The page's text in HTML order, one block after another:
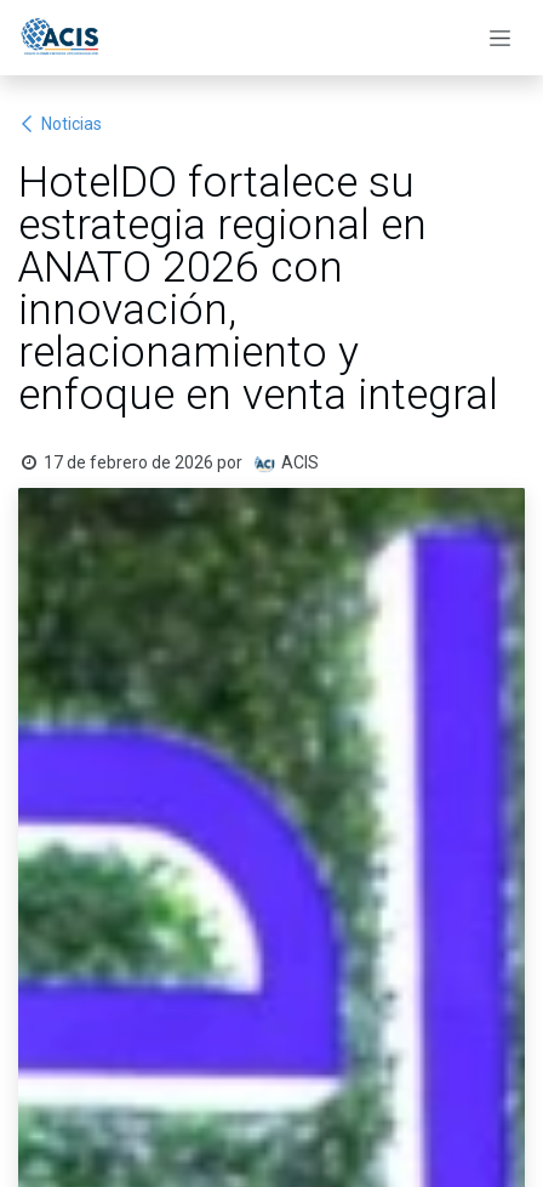
Noticias
HotelDO fortalece su
estrategia regional en
ANATO 2026 con
innovación,
relacionamiento y
enfoque en venta integral
17 de febrero de 2026 por ACIS